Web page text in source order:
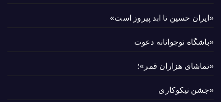
«ایران حسین تا ابد پیروز است»
«باشگاه نوجوانانه دعوت
«تماشای هزاران قمر»؛
«جشن نیکوکاری